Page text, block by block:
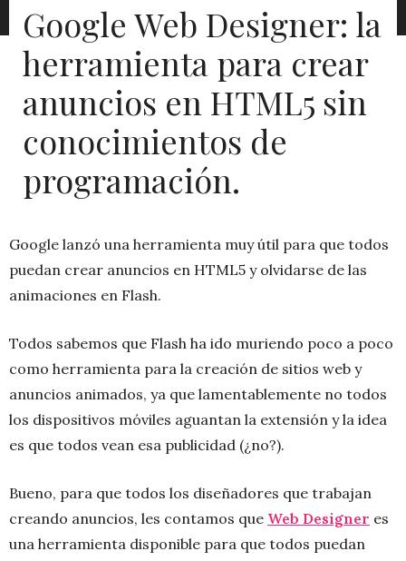
Google Web Designer: la
herramienta para crear
anuncios en HTML5 sin
conocimientos de
programación.
Google lanzó una herramienta muy útil para que todos
puedan crear anuncios en HTML5 y olvidarse de las
animaciones en Flash.
Todos sabemos que Flash ha ido muriendo poco a poco
como herramienta para la creación de sitios web y
anuncios animados, ya que lamentablemente no todos
los dispositivos móviles aguantan la extensión y la idea
es que todos vean esa publicidad (¿no?).
Bueno, para que todos los diseñadores que trabajan
creando anuncios, les contamos que Web Designer es
una herramienta disponible para que todos puedan